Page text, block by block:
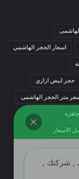
اسعار الحجر الهاشمي
حجر ابيض ازازي
متر الحجر الهاشمى
الأسعار
, شركتك ,